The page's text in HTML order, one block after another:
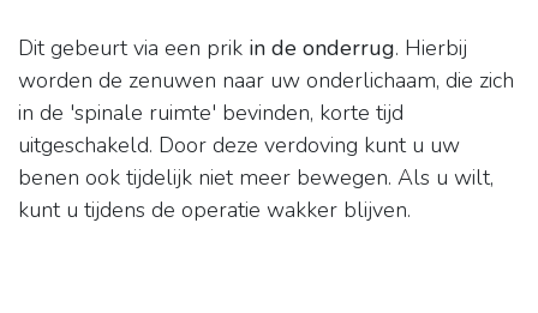
Dit gebeurt via een prik in de onderrug. Hierbij
worden de zenuwen naar uw onderlichaam, die zich
in de 'spinale ruimte' bevinden, korte tijd
uitgeschakeld. Door deze verdoving kunt u uw
benen ook tijdelijk niet meer bewegen. Als u wilt,
kunt u tijdens de operatie wakker blijven.